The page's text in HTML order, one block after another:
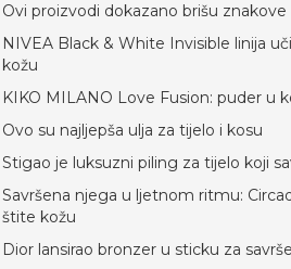
Ovi proizvodi dokazano brišu znakove
NIVEA Black & White Invisible linija
kožu
KIKO MILANO Love Fusion: puder u
Ovo su najljepša ulja za tijelo i kosu
Stigao je luksuzni piling za tijelo koji
Savršena njega u ljetnom ritmu:
štite kožu
Dior lansirao bronzer u sticku za